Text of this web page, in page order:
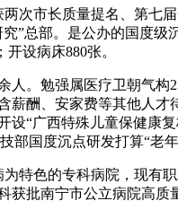
市长质量提名、第七
”总部。是公办的国度
设病床880张。
。勉强属医疗卫朝气构
酬、安家费等其他人
“广西特殊儿童保健康
国度沉点研发打算“老
色的专科病院，现有
批南宁市公立病院高